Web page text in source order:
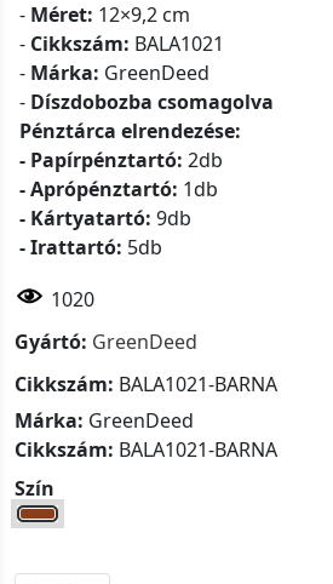
- Méret: 12×9,2 cm
- Cikkszám: BALA1021
- Márka: GreenDeed
- Díszdobozba csomagolva
Pénztárca elrendezése:
- Papírpénztartó: 2db
- Aprópénztartó: 1db
- Kártyatartó: 9db
- Irattartó: 5db
1020
Gyártó: GreenDeed
Cikkszám: BALA1021-BARNA
Márka: GreenDeed
Cikkszám: BALA1021-BARNA
Szín